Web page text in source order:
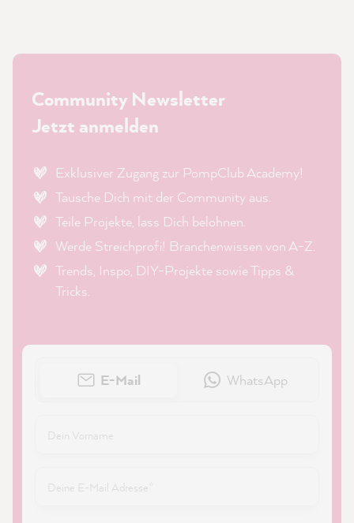
Community Newsletter
Jetzt anmelden
Exklusiver Zugang zur PompClub Academy!
Tausche Dich mit der Community aus.
Teile Projekte, lass Dich belohnen.
Werde Streichprofi! Branchenwissen von A-Z.
Trends, Inspo, DIY-Projekte sowie Tipps &
Tricks.
E-Mail WhatsApp